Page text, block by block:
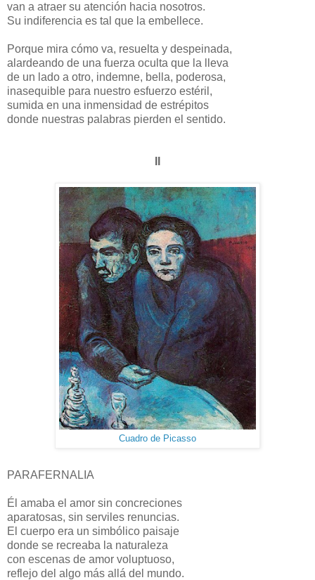
van a atraer su atención hacia nosotros.
Su indiferencia es tal que la embellece.
Porque mira cómo va, resuelta y despeinada,
alardeando de una fuerza oculta que la lleva
de un lado a otro, indemne, bella, poderosa,
inasequible para nuestro esfuerzo estéril,
sumida en una inmensidad de estrépitos
donde nuestras palabras pierden el sentido.
Cuadro de Picasso
PARAFERNALIA
Él amaba el amor sin concreciones
aparatosas, sin serviles renuncias.
El cuerpo era un simbólico paisaje
donde se recreaba la naturaleza
con escenas de amor voluptuoso,
reflejo del algo más allá del mundo.